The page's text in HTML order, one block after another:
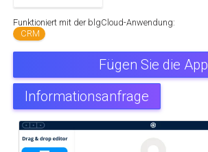
Funktioniert mit der blgCloud-Anwendung:
CRM
Fügen Sie die App
Informationsanfrage